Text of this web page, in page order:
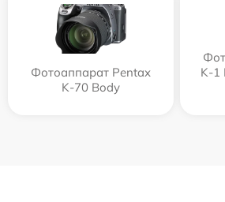
Фотоаппарат Pentax
K-70 Body
K-1